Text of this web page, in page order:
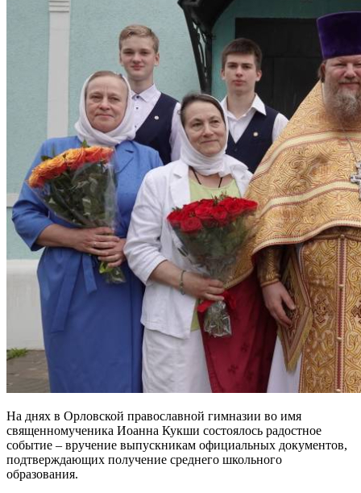
На днях в Орловской православной гимназии во имя
священномученика Иоанна Кукши состоялось радостное
событие – вручение выпускникам официальных документов,
подтверждающих получение среднего школьного
образования.